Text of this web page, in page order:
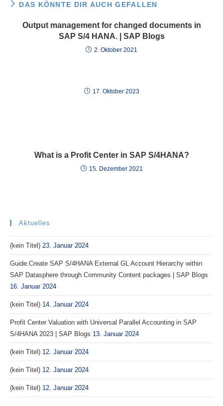
DAS KÖNNTE DIR AUCH GEFALLEN
Output management for changed documents in
SAP S/4 HANA. | SAP Blogs
2. Oktober 2021
17. Oktober 2023
What is a Profit Center in SAP S/4HANA?
15. Dezember 2021
Aktuelles
(kein Titel) 23. Januar 2024
Guide:Create SAP S/4HANA External GL Account Hierarchy within
SAP Datasphere through Community Content packages | SAP Blogs
16. Januar 2024
(kein Titel) 14. Januar 2024
Profit Center Valuation with Universal Parallel Accounting in SAP
S/4HANA 2023 | SAP Blogs 13. Januar 2024
(kein Titel) 12. Januar 2024
(kein Titel) 12. Januar 2024
(kein Titel) 12. Januar 2024